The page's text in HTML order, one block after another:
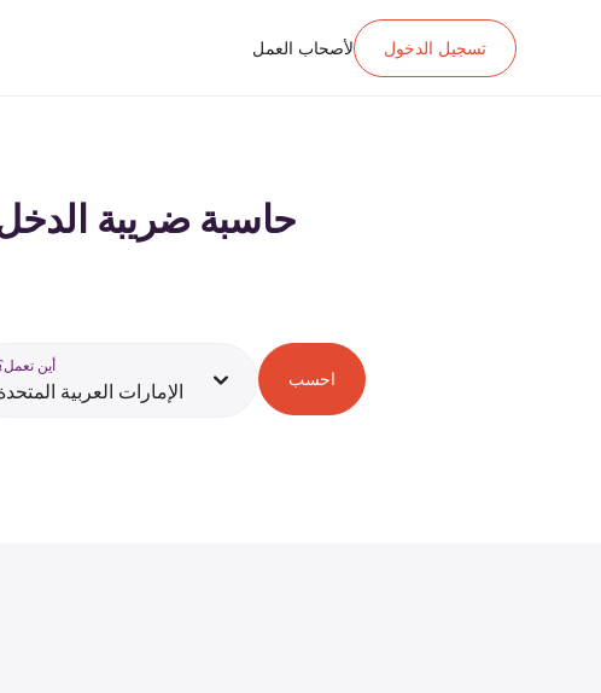
لأصحاب العمل تسجيل الدخول
حاسبة ضريبة الدخل ل د.إ.‏٠ ‏ الراتب في الإمارات
أين
الإمارات العربية احسب